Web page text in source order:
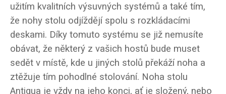
užitím kvalitních výsuvných systémů a také tím,
že nohy stolu odjíždějí spolu s rozkládacími
deskami. Díky tomuto systému se již nemusíte
obávat, že některý z vašich hostů bude muset
sedět v místě, kde u jiných stolů překáží noha a
ztěžuje tím pohodlné stolování. Noha stolu
Antigua je vždy na jeho konci, ať je složený, nebo